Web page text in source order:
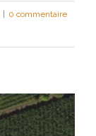
| 0 commentaire